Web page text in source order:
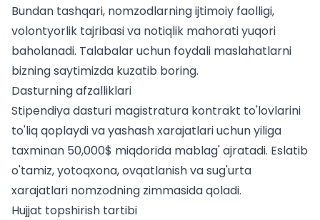
Bundan tashqari, nomzodlarning ijtimoiy faolligi,
volontyorlik tajribasi va notiqlik mahorati yuqori
baholanadi. Talabalar uchun foydali maslahatlarni
bizning saytimizda kuzatib boring.
Dasturning afzalliklari
Stipendiya dasturi magistratura kontrakt to'lovlarini
to'liq qoplaydi va yashash xarajatlari uchun yiliga
taxminan 50,000$ miqdorida mablag' ajratadi. Eslatib
o'tamiz, yotoqxona, ovqatlanish va sug'urta
xarajatlari nomzodning zimmasida qoladi.
Hujjat topshirish tartibi